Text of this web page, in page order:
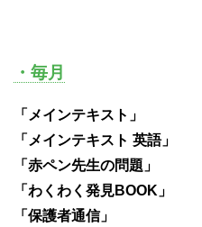
・毎月
「メインテキスト」
「メインテキスト 英語」
「赤ペン先生の問題」
「わくわく発見BOOK」
「保護者通信」